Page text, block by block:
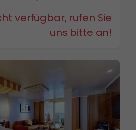
verfügbar, rufen Sie
uns bitte an!